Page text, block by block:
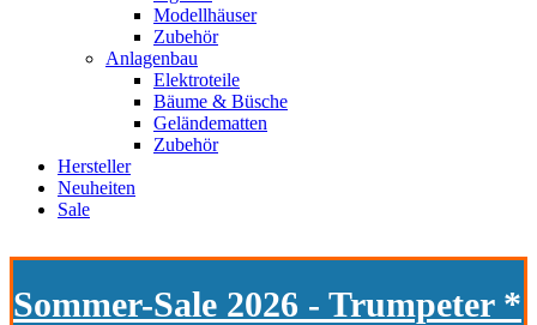
Modellhäuser
Zubehör
Anlagenbau
Elektroteile
Bäume & Büsche
Geländematten
Zubehör
Hersteller
Neuheiten
Sale
Sommer-Sale 2026 - Trumpeter *